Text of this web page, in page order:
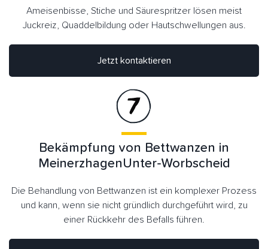
Jetzt kontaktieren
Ameisenbisse, Stiche und Säurespritzer lösen meist
Juckreiz, Quaddelbildung oder Hautschwellungen aus.
Bekämpfung von Bettwanzen in
MeinerzhagenUnter-Worbscheid
Die Behandlung von Bettwanzen ist ein komplexer Prozess
und kann, wenn sie nicht gründlich durchgeführt wird, zu
einer Rückkehr des Befalls führen.